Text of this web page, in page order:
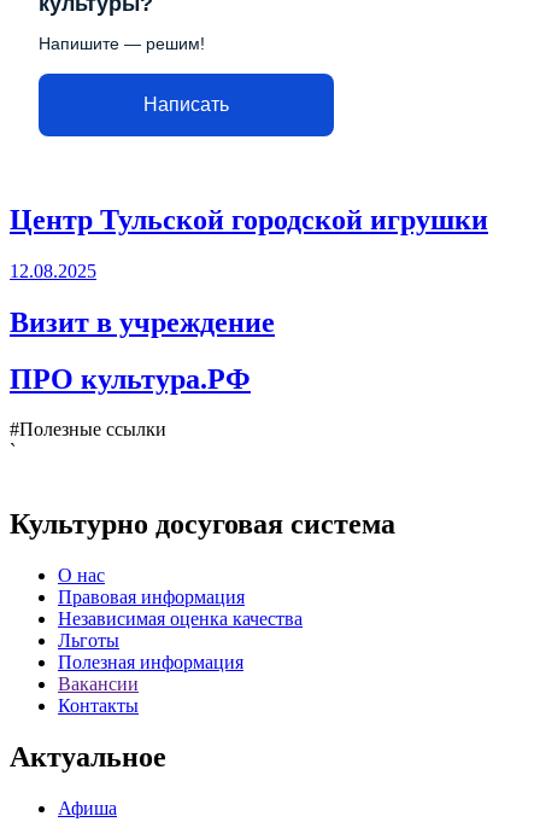
Напишите — решим!
Написать
Центр Тульской городской игрушки
12.08.2025
Визит в учреждение
ПРО культура.РФ
#Полезные ссылки
`
Культурно досуговая система
О нас
Правовая информация
Независимая оценка качества
Льготы
Полезная информация
Вакансии
Контакты
Актуальное
Афиша